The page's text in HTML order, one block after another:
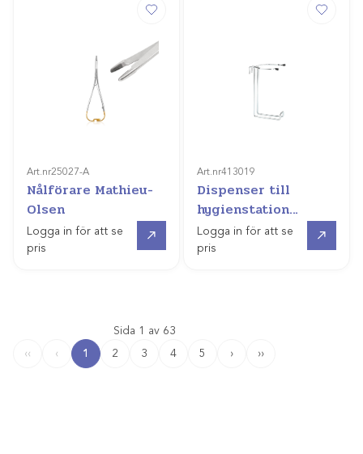
Art.nr25027-A
Nålförare Mathieu-
Olsen
Logga in för att se
pris
Art.nr413019
Dispenser till
hygienstation
(110mm servettbox)
Logga in för att se
pris
Sida 1 av 63
‹‹
‹ 1 2 3 4 5 › ››